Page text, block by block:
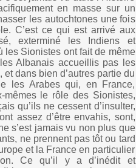
en masse sur un
les autochtones une fois
C’est ce qui est arrivé aux
exterminé les Indiens et
les Sionistes ont fait de même
Albanais accueillis pas les
dans bien d’autres partie du
les Arabes qui, en France,
mêmes le rôle des Sionistes,
qu’ils ne cessent d’insulter,
assez d’être envahis, sont,
s’est jamais vu non plus que
ne prennent pas tôt ou tard
et la France en particulier
Ce qu’il y a d’inédit et